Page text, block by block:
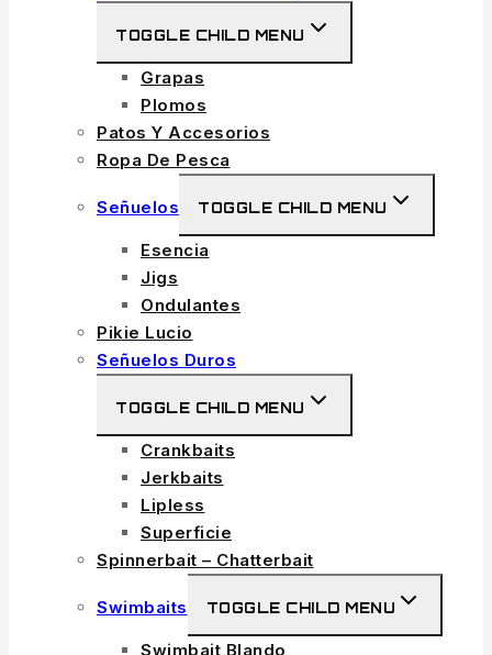
TOGGLE CHILD MENU
Grapas
Plomos
Patos Y Accesorios
Ropa De Pesca
Señuelos TOGGLE CHILD MENU
Esencia
Jigs
Ondulantes
Pikie Lucio
Señuelos Duros
TOGGLE CHILD MENU
Crankbaits
Jerkbaits
Lipless
Superficie
Spinnerbait – Chatterbait
Swimbaits TOGGLE CHILD MENU
Swimbait Blando